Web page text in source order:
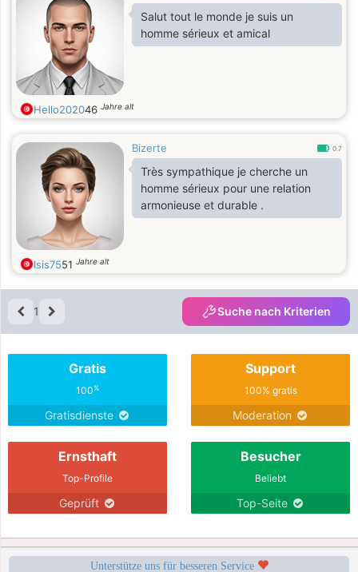
Salut tout le monde je suis un
homme sérieux et amical
Hello202046 Jahre alt
Bizerte 0.7
Très sympathique je cherche un
homme sérieux pour une relation
armonieuse et durable .
Isis7551 Jahre alt
1 Suche nach Kriterien
Gratis
100%
Gratisdienste
Support
100% gratis
Moderation
Ernsthaft
Top-Profile
Geprüft
Besucher
Beliebt
Top-Seite
Unterstütze uns für besseren Service